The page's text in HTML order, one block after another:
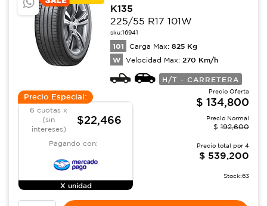
K135
225/55 R17 101W
sku:16941
101 Carga Max: 825 Kg
W Velocidad Max: 270 Km/h
H/T - CARRETERA
Precio Especial:
6 cuotas x
(sin
intereses)
$22,466
Pagando con:
X unidad
Precio Oferta
$ 134,800
Precio Normal
$ 192,600
Precio total por 4
$ 539,200
Stock:63